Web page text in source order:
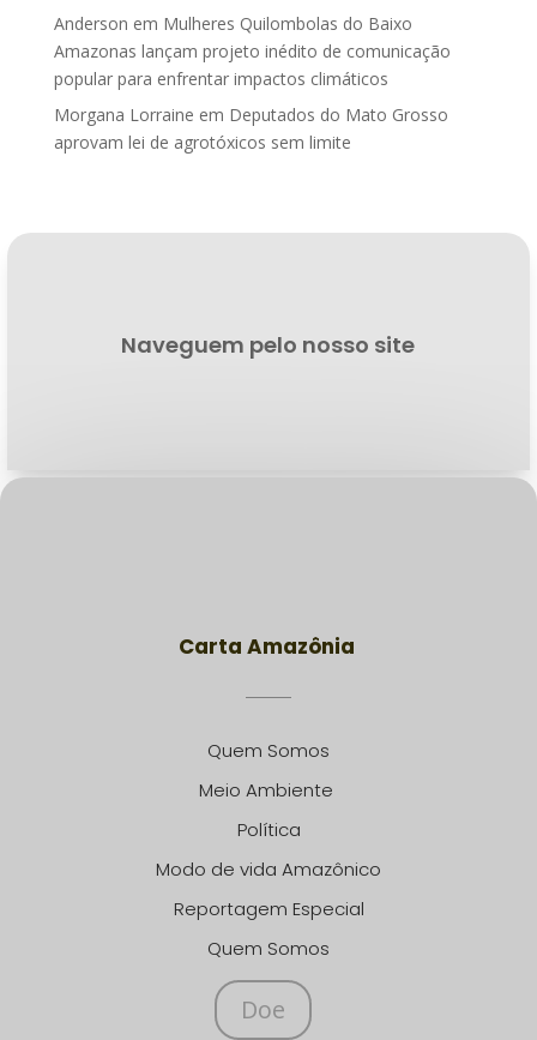
Anderson em Mulheres Quilombolas do Baixo
Amazonas lançam projeto inédito de comunicação
popular para enfrentar impactos climáticos
Morgana Lorraine em Deputados do Mato Grosso
aprovam lei de agrotóxicos sem limite
Naveguem pelo nosso site
Carta Amazônia
Quem Somos
Meio Ambiente
Política
Modo de vida Amazônico
Reportagem Especial
Quem Somos
Doe